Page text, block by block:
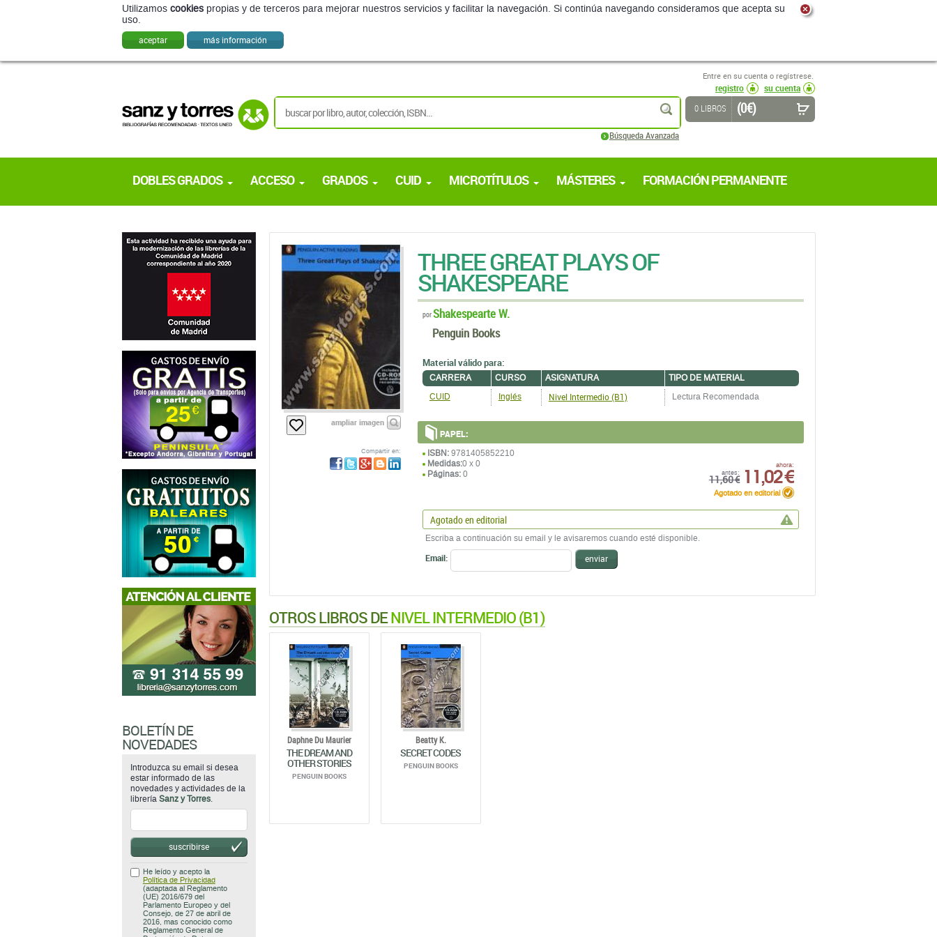
Utilizamos cookies propias y de terceros para mejorar nuestros servicios y facilitar la navegación. Si continúa navegando consideramos que acepta su
uso.
aceptar más información
Entre en su cuenta o regístrese.
registro
su cuenta
buscar
Búsqueda Avanzada
0 LIBROS (0 €)
DOBLES GRADOS ACCESO GRADOS CUID MICROTÍTULOS MÁSTERES FORMACIÓN PERMANENTE
THREE GREAT PLAYS OF
SHAKESPEARE
ampliar imagen
Compartir en:
por Shakespearte W.
Penguin Books
Material válido para:
CARRERA CURSO ASIGNATURA
TIPO DE MATERIAL
CUID
Inglés Nivel Intermedio (B1) Lectura Recomendada
PAPEL:
ISBN:9781405852210
Medidas:0 x 0
Páginas:0 antes:
11,60 €
ahora:
11,02 €
Agotado en editorial
Agotado en editorial
Escriba a continuación su email y le avisaremos cuando esté disponible.
Email: enviar
OTROS LIBROS DENIVEL INTERMEDIO (B1)
Daphne Du Maurier
THE DREAM AND
OTHER STORIES
PENGUIN BOOKS
Beatty K.
SECRET CODES
PENGUIN BOOKS
BOLETÍN DE
NOVEDADES
Introduzca su email si desea
estar informado de las
novedades y actividades de la
librería Sanz y Torres.
suscribirse
He leído y acepto la
Política de Privacidad
(adaptada al Reglamento
(UE) 2016/679 del
Parlamento Europeo y del
Consejo, de 27 de abril de
2016, mas conocido como
Reglamento General de